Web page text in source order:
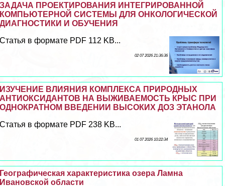
ЗАДАЧА ПРОЕКТИРОВАНИЯ ИНТЕГРИРОВАННОЙ
КОМПЬЮТЕРНОЙ СИСТЕМЫ ДЛЯ ОНКОЛОГИЧЕСКОЙ
ДИАГНОСТИКИ И ОБУЧЕНИЯ
Статья в формате PDF 112 KB...
02 07 2026 21:36:36
ИЗУЧЕНИЕ ВЛИЯНИЯ КОМПЛЕКСА ПРИРОДНЫХ
АНТИОКСИДАНТОВ НА ВЫЖИВАЕМОСТЬ КРЫС ПРИ
ОДНОКРАТНОМ ВВЕДЕНИИ ВЫСОКИХ ДОЗ ЭТАНОЛА
Статья в формате PDF 238 KB...
01 07 2026 10:22:34
Географическая хаpaктеристика озера Ламна
Ивановской области